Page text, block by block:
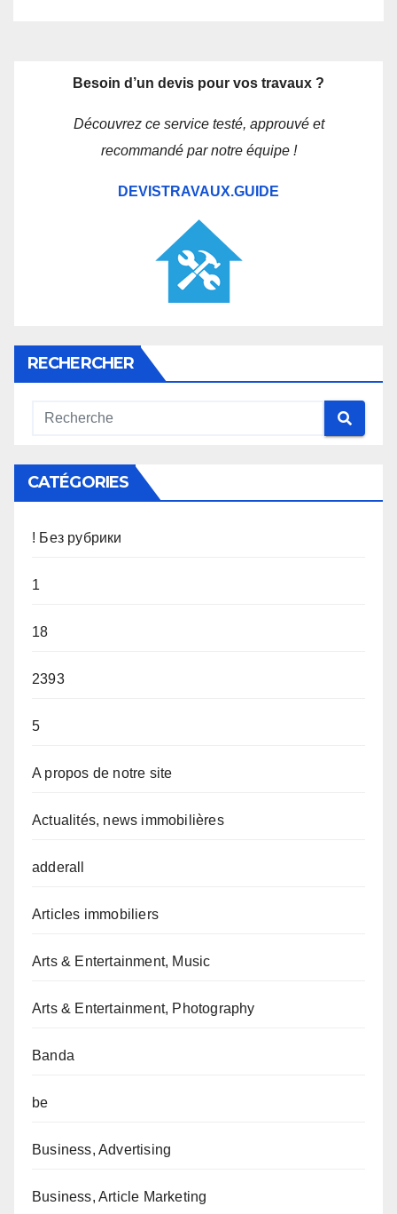
Besoin d’un devis pour vos travaux ?
Découvrez ce service testé, approuvé et
recommandé par notre équipe !
DEVISTRAVAUX.GUIDE
RECHERCHER
CATÉGORIES
! Без рубрики
1
18
2393
5
A propos de notre site
Actualités, news immobilières
adderall
Articles immobiliers
Arts & Entertainment, Music
Arts & Entertainment, Photography
Banda
be
Business, Advertising
Business, Article Marketing